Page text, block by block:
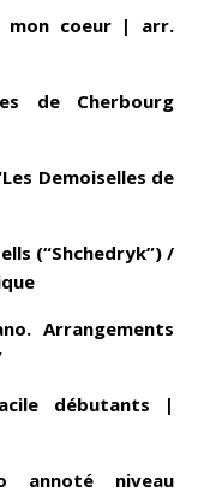
mon coeur | arr.
de Cherbourg
Demoiselles de
(“Shchedryk”) /
Arrangements
débutants |
annoté niveau